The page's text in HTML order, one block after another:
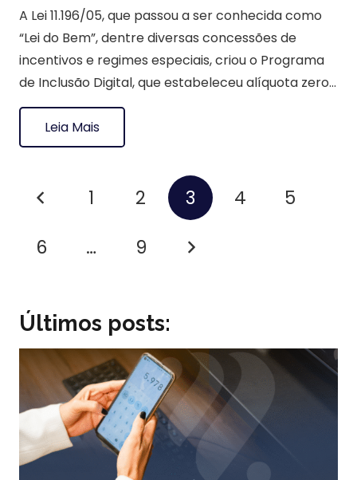
A Lei 11.196/05, que passou a ser conhecida como
“Lei do Bem”, dentre diversas concessões de
incentivos e regimes especiais, criou o Programa
de Inclusão Digital, que estabeleceu alíquota zero…
Leia Mais
1 2 3 4
5
6
… 9
Últimos posts: